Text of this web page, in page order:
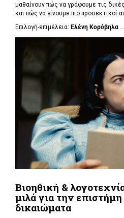
μαθαίνουν πώς να γράφουμε τις
και πώς να γίνουμε πιο προσεκτικοί
Επιλογή-επιμέλεια: Ελένη Κορόβηλα ...
Βιοηθική &
μιλά για την
δικαιώματα